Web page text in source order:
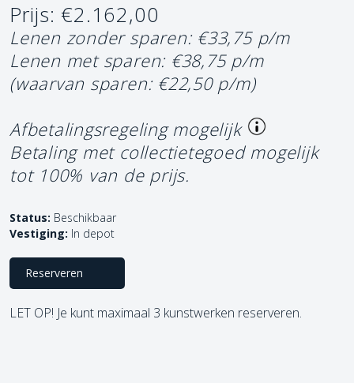
Prijs: €2.162,00
Lenen zonder sparen: €33,75 p/m
Lenen met sparen: €38,75 p/m
(waarvan sparen: €22,50 p/m)
Afbetalingsregeling mogelijk
Betaling met collectietegoed mogelijk
tot 100% van de prijs.
Status: Beschikbaar
Vestiging: In depot
Reserveren
LET OP! Je kunt maximaal 3 kunstwerken reserveren.